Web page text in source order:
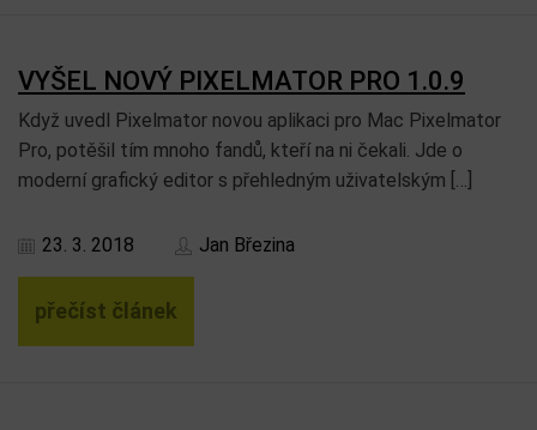
VYŠEL NOVÝ PIXELMATOR PRO 1.0.9
Když uvedl Pixelmator novou aplikaci pro Mac Pixelmator
Pro, potěšil tím mnoho fandů, kteří na ni čekali. Jde o
moderní grafický editor s přehledným uživatelským […]
23. 3. 2018 Jan Březina
přečíst článek